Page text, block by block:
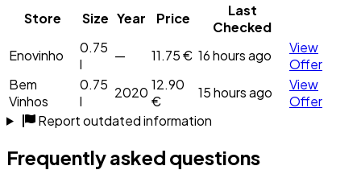
Store
Size Year Price
Last
Checked
Enovinho
0.75
l
— 11.75 € 16 hours ago
View
Offer
Bem
Vinhos
0.75
l
2020 12.90
€
15 hours ago
View
Offer
Report outdated information
Frequently asked questions